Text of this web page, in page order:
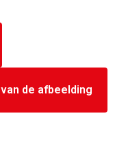
de afbeelding